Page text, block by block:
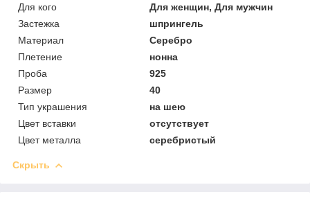
Для кого
Для женщин, Для мужчин
Застежка
шпрингель
Материал
Серебро
Плетение
нонна
Проба
925
Размер
40
Тип украшения
на шею
Цвет вставки
отсутствует
Цвет металла
серебристый
Скрыть